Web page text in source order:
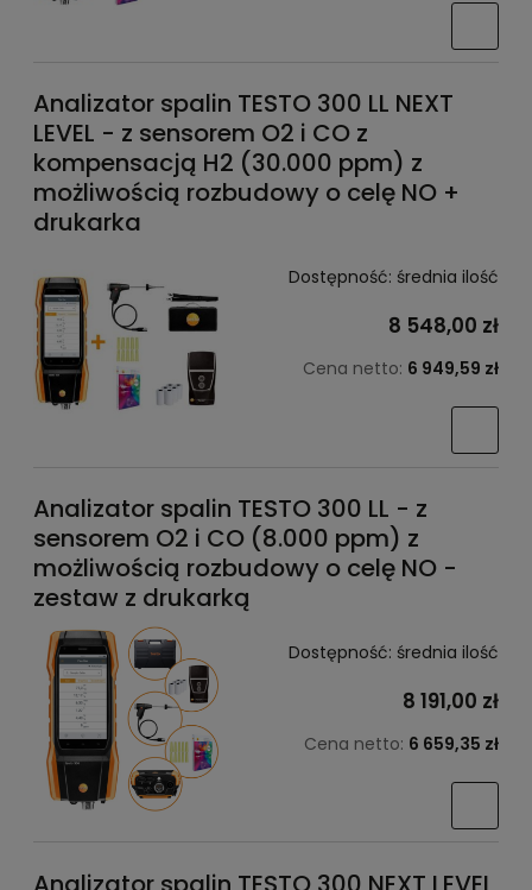
Analizator spalin TESTO 300 LL NEXT
LEVEL - z sensorem O2 i CO z
kompensacją H2 (30.000 ppm) z
możliwością rozbudowy o celę NO +
drukarka
Dostępność: średnia ilość
8 548,00 zł
Cena netto: 6 949,59 zł
Analizator spalin TESTO 300 LL - z
sensorem O2 i CO (8.000 ppm) z
możliwością rozbudowy o celę NO -
zestaw z drukarką
Dostępność: średnia ilość
8 191,00 zł
Cena netto: 6 659,35 zł